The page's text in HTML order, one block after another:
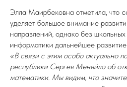
Элла Маирбековна отметила, что
уделяет большое внимание
направлений, однако без
информатики дальнейшее
«В связи с этим особо актуально
республики Сергея Меняйло об
математики. Мы видим, что